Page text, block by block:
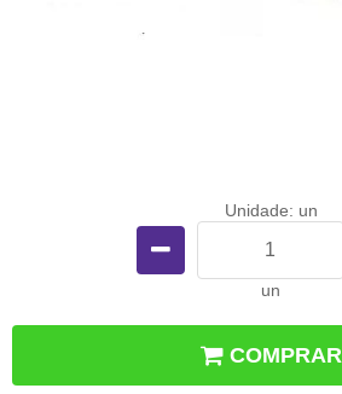
Unidade: un
un
COMPRAR